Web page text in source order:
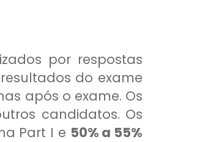
por respostas
do exame
após o exame. Os
candidatos. Os
Part I e 50% a 55%